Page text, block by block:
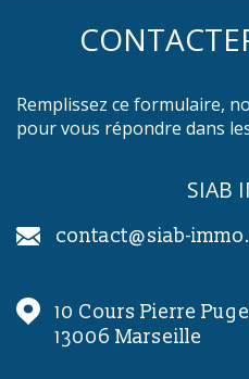
Remplissez ce formulaire,
pour vous répondre dans
SIAB
contact@siab-
10 Cours Pierre
13006
Marseille